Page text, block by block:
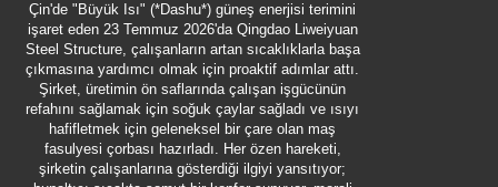
Çin'de "Büyük Isı" (*Dashu*) güneş enerjisi terimini
işaret eden 23 Temmuz 2026'da Qingdao Liweiyuan
Steel Structure, çalışanların artan sıcaklıklarla başa
çıkmasına yardımcı olmak için proaktif adımlar attı.
Şirket, üretimin ön saflarında çalışan işgücünün
refahını sağlamak için soğuk çaylar sağladı ve ısıyı
hafifletmek için geleneksel bir çare olan maş
fasulyesi çorbası hazırladı. Her özen hareketi,
şirketin çalışanlarına gösterdiği ilgiyi yansıtıyor;